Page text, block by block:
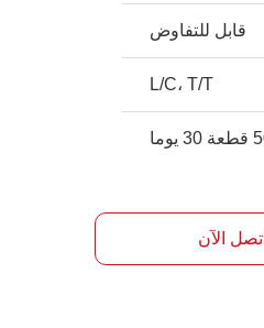
قابل للتفاوض
L/C، T/T
اتصل الآن